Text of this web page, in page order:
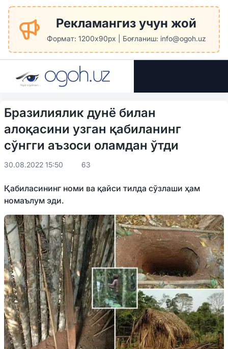
Рекламангиз учун жой
Формат: 1200x90px | Боғланиш: info@ogoh.uz
Бразилиялик дунё билан
алоқасини узган қабиланинг
сўнгги аъзоси оламдан ўтди
30.08.2022 15:50 63
Қабиласининг номи ва қайси тилда сўзлаши ҳам
номаълум эди.